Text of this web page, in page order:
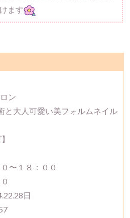
ます
ン
と大人可愛い美フォルムネイル
〜１８：００
日